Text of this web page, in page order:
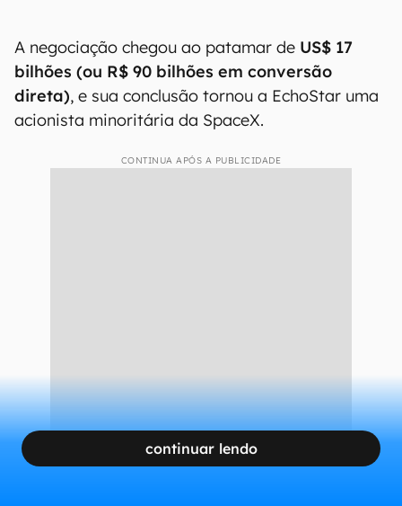
A negociação chegou ao patamar de US$ 17
bilhões (ou R$ 90 bilhões em conversão
direta), e sua conclusão tornou a EchoStar uma
acionista minoritária da SpaceX.
CONTINUA APÓS A PUBLICIDADE
continuar lendo